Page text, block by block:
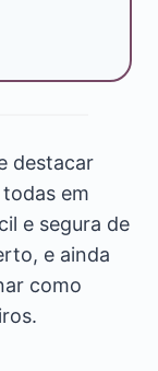
destacar
em
e segura de
e ainda
como